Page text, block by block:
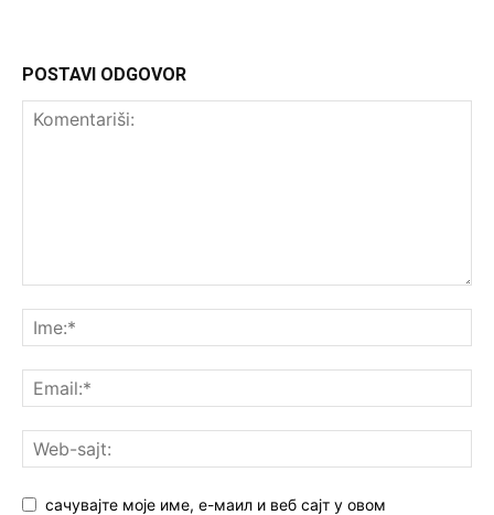
POSTAVI ODGOVOR
сачувајте моје име, е-маил и веб сајт у овом